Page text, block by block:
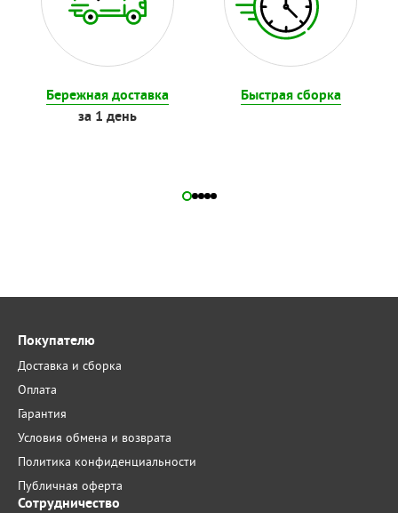
Бережная доставка
за 1 день
Быстрая сборка
Покупателю
Доставка и сборка
Оплата
Гарантия
Условия обмена и возврата
Политика конфиденциальности
Публичная оферта
Сотрудничество